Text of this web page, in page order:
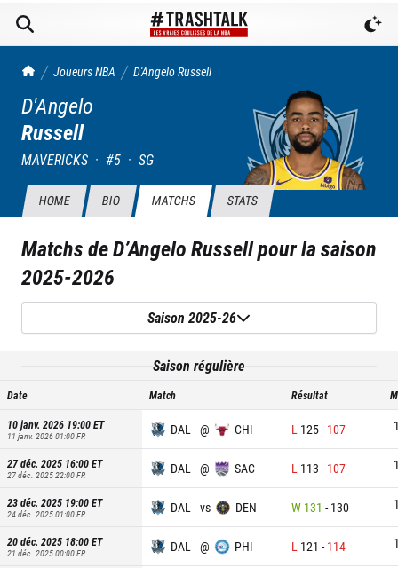
TrashTalk Actu NBA
Joueurs NBA D'AngeloRussell
D'Angelo
Russell
MAVERICKS · #5 · SG
HOME BIO MATCHS STATS
Matchs deD’Angelo Russellpour la saison
2025-2026
Saison 2025-26
Saison régulière
Date Match Résultat
10 janv. 2026 19:00ET
11 janv. 2026 01:00FR DAL @ CHI L 125- 107
27 déc. 2025 16:00ET
27 déc. 2025 22:00FR DAL @ SAC L 113 - 107
23 déc. 2025 19:00ET
24 déc. 2025 01:00FR DAL vs DEN W 131 - 130
20 déc. 2025 18:00ET
21 déc. 2025 00:00FR DAL @ PHI L 121 - 114